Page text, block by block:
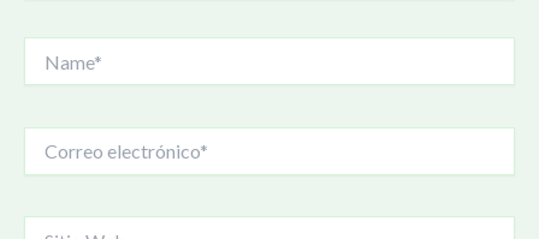
electrónico*